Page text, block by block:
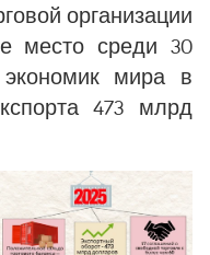
организации
место среди 30
экономик мира в
473 млрд